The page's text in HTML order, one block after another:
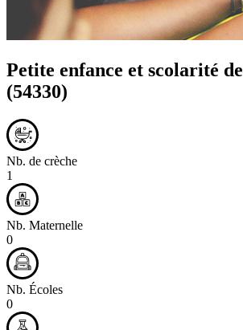
Petite enfance et scolarité de
(54330)
Nb. de crèche
1
Nb. Maternelle
0
Nb. Écoles
0